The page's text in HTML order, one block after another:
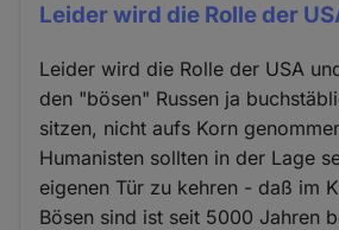
Leider wird die Rolle der
Leider wird die Rolle der USA
den "bösen" Russen ja
sitzen, nicht aufs Korn
Humanisten sollten in der Lage
eigenen Tür zu kehren - daß im
Bösen sind ist seit 5000 Jahren